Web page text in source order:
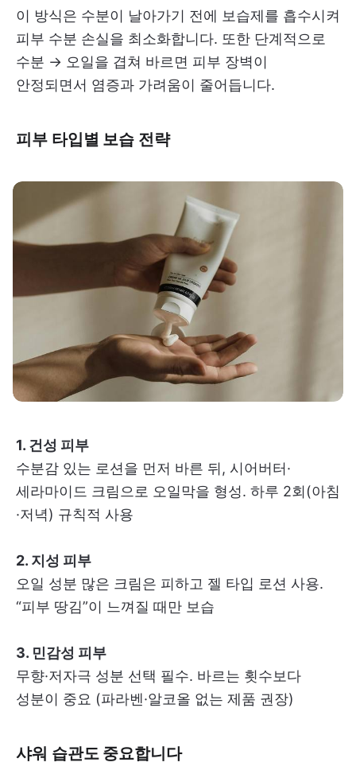
이 방식은 수분이 날아가기 전에 보습제를 흡수시켜
피부 수분 손실을 최소화합니다. 또한 단계적으로
수분 → 오일을 겹쳐 바르면 피부 장벽이
안정되면서 염증과 가려움이 줄어듭니다.
피부 타입별 보습 전략
1. 건성 피부
수분감 있는 로션을 먼저 바른 뒤, 시어버터·
세라마이드 크림으로 오일막을 형성. 하루 2회(아침
·저녁) 규칙적 사용
2. 지성 피부
오일 성분 많은 크림은 피하고 젤 타입 로션 사용.
“피부 땅김”이 느껴질 때만 보습
3. 민감성 피부
무향·저자극 성분 선택 필수. 바르는 횟수보다
성분이 중요 (파라벤·알코올 없는 제품 권장)
샤워 습관도 중요합니다